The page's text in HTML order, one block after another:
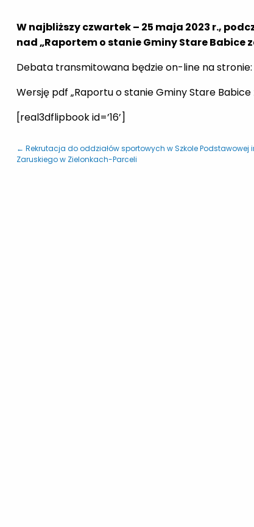
W najbliższy czwartek – 25 maja 2023 r.,
nad „Raportem o stanie Gminy Stare Babice
Debata transmitowana będzie on-line na stronie:
Wersję pdf „Raportu o stanie Gminy Stare
[real3dflipbook id=’16’]
← Rekrutacja do oddziałów sportowych w Szkole Podstawowej
Zaruskiego w Zielonkach-Parceli